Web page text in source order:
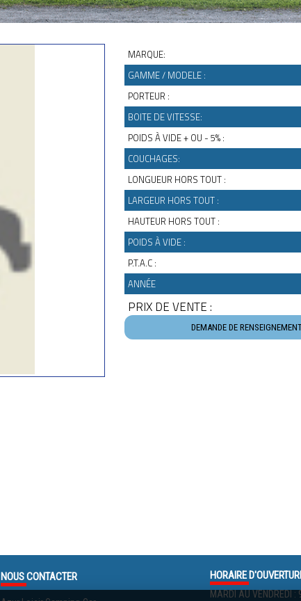
MARQUE:
GAMME / MODELE :
PORTEUR :
BOITE DE VITESSE:
POIDS À VIDE + OU - 5% :
COUCHAGES:
LONGUEUR HORS TOUT :
LARGEUR HORS TOUT :
HAUTEUR HORS TOUT :
POIDS À VIDE :
P.T.A.C :
ANNÉE
PRIX DE VENTE :
DEMANDE DE
NOUSCONTACTER HORAIRE
MARDI AU VENDREDI